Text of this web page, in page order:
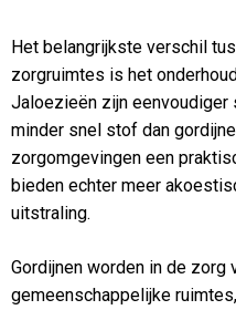
Het belangrijkste verschil
zorgruimtes is het
Jaloezieën zijn eenvoudiger
minder snel stof dan
zorgomgevingen een
bieden echter meer
uitstraling.
Gordijnen worden in de zorg
gemeenschappelijke